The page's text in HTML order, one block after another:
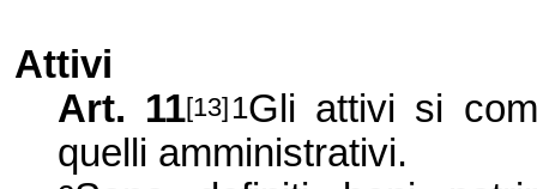
Attivi
Art. 11[13] 1Gli attivi si
quelli amministrativi.